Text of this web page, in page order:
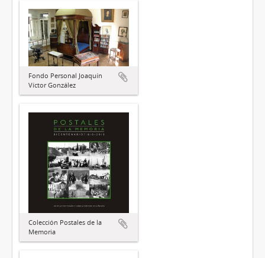
Fondo Personal Joaquín
Víctor González
Colección Postales de la
Memoria